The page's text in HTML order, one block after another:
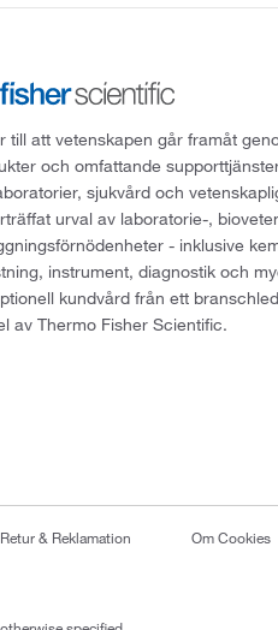
till att vetenskapen går framåt
och omfattande
sjukvård och
urval av laboratorie-,
- inklusive
instrument, diagnostik och
kundvård från ett
av Thermo Fisher Scientific.
Retur & Reklamation Om Cookies